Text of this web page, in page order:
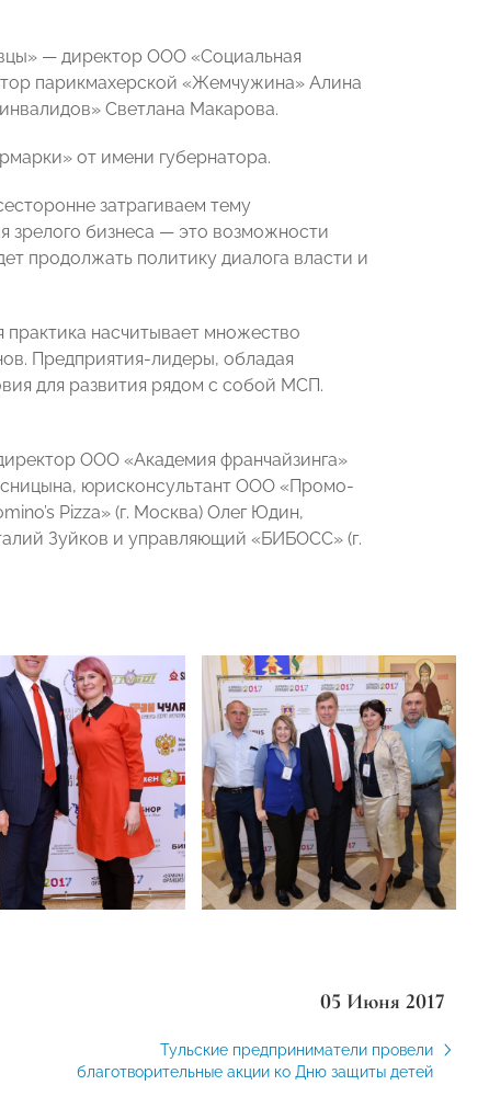
— директор ООО «Социальная
парикмахерской «Жемчужина» Алина
Светлана Макарова.
от имени губернатора.
затрагиваем тему
зрелого бизнеса — это возможности
продолжать политику диалога власти и
насчитывает множество
Предприятия-лидеры, обладая
для развития рядом с собой МСП.
ООО «Академия франчайзинга»
юрисконсультант ООО «Промо-
Pizza» (г. Москва) Олег Юдин,
Зуйков и управляющий «БИБОСС» (г.
05 Июня 2017
Тульские предприниматели провели
благотворительные акции ко Дню защиты детей